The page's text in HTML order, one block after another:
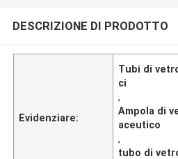
DESCRIZIONE DI PRODOTTO
Evidenziare:
Tubi di
ci
,
Ampola di
aceutico
,
tubo di